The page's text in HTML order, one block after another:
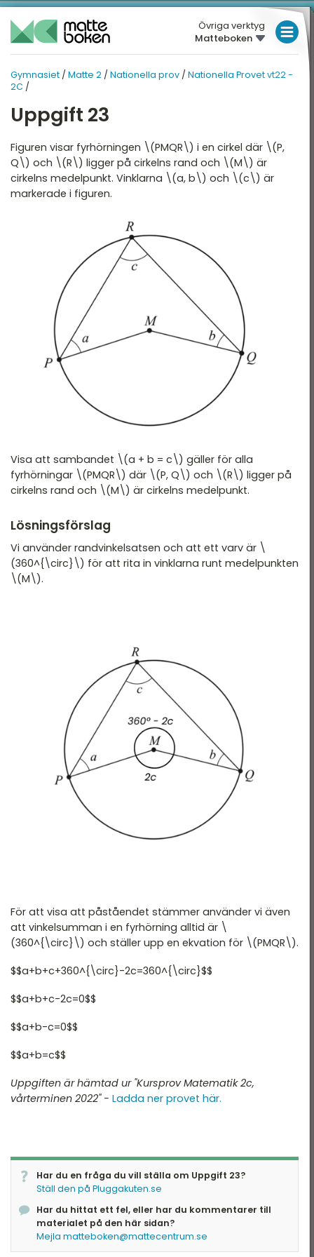
Övriga verktyg
Matteboken
Gymnasiet / Matte 2 / Nationella prov / Nationella Provet vt22 -
2C /
Uppgift 23
Figuren visar fyrhörningen \(PMQR\) i en cirkel där \(P,
Q\) och \(R\) ligger på cirkelns rand och \(M\) är
cirkelns medelpunkt. Vinklarna \(a, b\) och \(c\) är
markerade i figuren.
Visa att sambandet \(a + b = c\) gäller för alla
fyrhörningar \(PMQR\) där \(P, Q\) och \(R\) ligger på
cirkelns rand och \(M\) är cirkelns medelpunkt.
Lösningsförslag
Vi använder randvinkelsatsen och att ett varv är \
(360^{\circ}\) för att rita in vinklarna runt medelpunkten
\(M\).
För att visa att påståendet stämmer använder vi även
att vinkelsumman i en fyrhörning alltid är \
(360^{\circ}\) och ställer upp en ekvation för \(PMQR\).
$$a+b+c+360^{\circ}-2c=360^{\circ}$$
$$a+b+c-2c=0$$
$$a+b-c=0$$
$$a+b=c$$
Uppgiften är hämtad ur "Kursprov Matematik 2c,
vårterminen 2022" - Ladda ner provet här.
Har du en fråga du vill ställa om Uppgift 23?
Ställ den på Pluggakuten.se
Har du hittat ett fel, eller har du kommentarer till
materialet på den här sidan?
Mejla matteboken@mattecentrum.se
LÅGSTADIET
MELLANSTADIET
GYMNASIET
GYMNASIET
2
ekvationssystem
och geometri
prov
MATTE 2
Nationella Provet vt22 -
2A
Nationella Provet vt22 -
Nationella Provet vt15 -
Nationella Provet vt15 -
2B
Nationella Provet vt15 -
Nationella Provet ht13 -
2A
2B
Nationella Provet vt12 -
2C
exempel
HÖGSKOLEPROV
KUL MED MATTE